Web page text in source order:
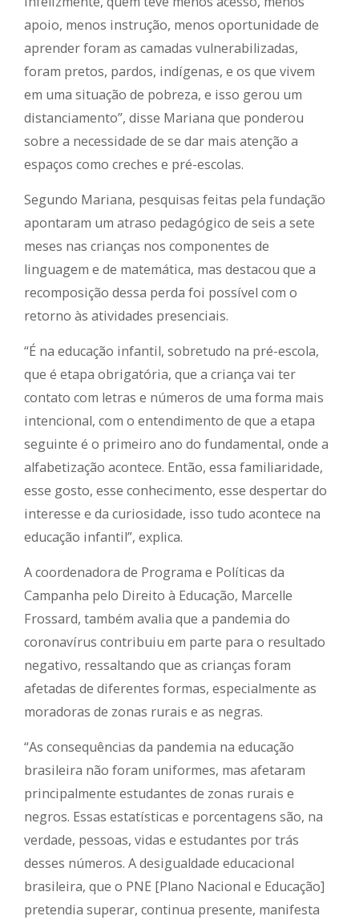
apoio, menos instrução, menos oportunidade de
aprender foram as camadas vulnerabilizadas,
foram pretos, pardos, indígenas, e os que vivem
em uma situação de pobreza, e isso gerou um
distanciamento”, disse Mariana que ponderou
sobre a necessidade de se dar mais atenção a
espaços como creches e pré-escolas.
Segundo Mariana, pesquisas feitas pela fundação
apontaram um atraso pedagógico de seis a sete
meses nas crianças nos componentes de
linguagem e de matemática, mas destacou que a
recomposição dessa perda foi possível com o
retorno às atividades presenciais.
“É na educação infantil, sobretudo na pré-escola,
que é etapa obrigatória, que a criança vai ter
contato com letras e números de uma forma mais
intencional, com o entendimento de que a etapa
seguinte é o primeiro ano do fundamental, onde a
alfabetização acontece. Então, essa familiaridade,
esse gosto, esse conhecimento, esse despertar do
interesse e da curiosidade, isso tudo acontece na
educação infantil”, explica.
A coordenadora de Programa e Políticas da
Campanha pelo Direito à Educação, Marcelle
Frossard, também avalia que a pandemia do
coronavírus contribuiu em parte para o resultado
negativo, ressaltando que as crianças foram
afetadas de diferentes formas, especialmente as
moradoras de zonas rurais e as negras.
“As consequências da pandemia na educação
brasileira não foram uniformes, mas afetaram
principalmente estudantes de zonas rurais e
negros. Essas estatísticas e porcentagens são, na
verdade, pessoas, vidas e estudantes por trás
desses números. A desigualdade educacional
brasileira, que o PNE [Plano Nacional e Educação]
pretendia superar, continua presente, manifesta